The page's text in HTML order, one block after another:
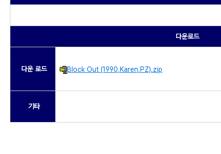
다운로드
다운 로드 Block Out (1990,Karen,PZ).zip
기타